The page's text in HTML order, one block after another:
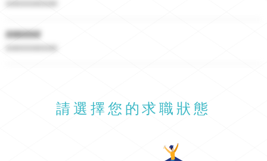
######
請選擇您的求職狀態